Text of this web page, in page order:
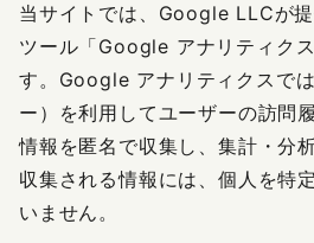
当サイトでは、Google LLCが
ツール「Google アナリティク
す。Google アナリティクスで
ー）を利用してユーザーの訪問
情報を匿名で収集し、集計・分
収集される情報には、個人を特
いません。